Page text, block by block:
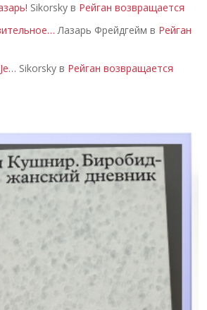
Sikorsky в Рейган возвращается
Лазарь Фрейдгейм в Рейган
Sikorsky в Рейган возвращается